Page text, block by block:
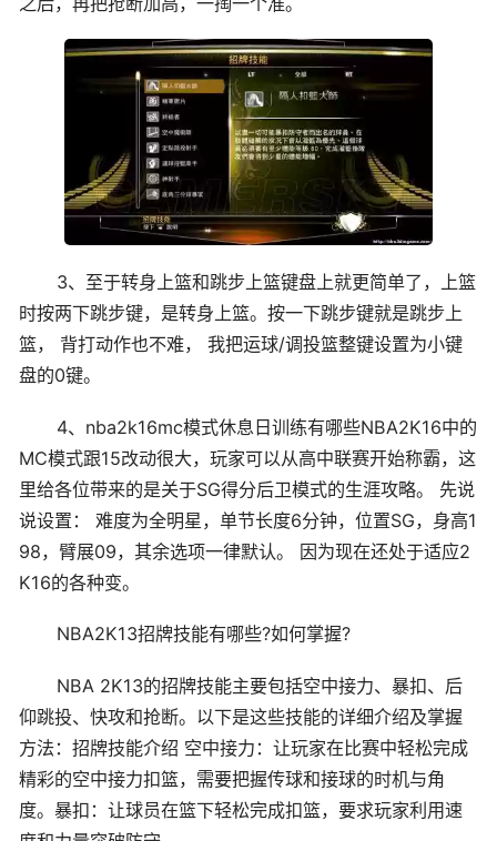
3、至于转身上篮和跳步上篮键盘上就更简单了，上篮
时按两下跳步键，是转身上篮。按一下跳步键就是跳步上
篮， 背打动作也不难， 我把运球/调投篮整键设置为小键
盘的0键。
4、nba2k16mc模式休息日训练有哪些NBA2K16中的
MC模式跟15改动很大，玩家可以从高中联赛开始称霸，这
里给各位带来的是关于SG得分后卫模式的生涯攻略。 先说
说设置： 难度为全明星，单节长度6分钟，位置SG，身高1
98，臂展09，其余选项一律默认。 因为现在还处于适应2
K16的各种变。
NBA2K13招牌技能有哪些?如何掌握?
NBA 2K13的招牌技能主要包括空中接力、暴扣、后
仰跳投、快攻和抢断。以下是这些技能的详细介绍及掌握
方法：招牌技能介绍 空中接力：让玩家在比赛中轻松完成
精彩的空中接力扣篮，需要把握传球和接球的时机与角
度。暴扣：让球员在篮下轻松完成扣篮，要求玩家利用速